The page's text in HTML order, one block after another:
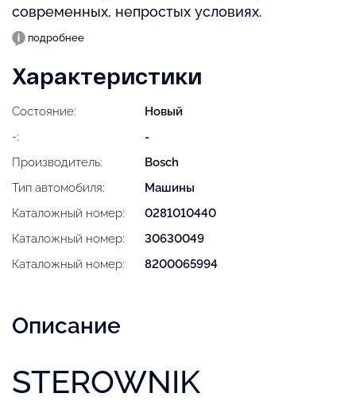
современных, непростых условиях.
подробнее
Характеристики
Состояние:
Новый
-:
-
Производитель:
Bosch
Тип автомобиля:
Машины
Каталожный номер:
0281010440
Каталожный номер:
30630049
Каталожный номер:
8200065994
Описание
STEROWNIK